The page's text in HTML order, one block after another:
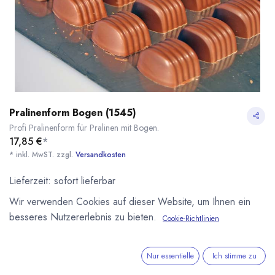
Pralinenform Bogen (1545)
Profi Pralinenform für Pralinen mit Bogen.
17,85 €*
* inkl. MwST. zzgl. Versandkosten
Lieferzeit: sofort lieferbar
Wir verwenden Cookies auf dieser Website, um Ihnen ein
besseres Nutzererlebnis zu bieten.
Cookie-Richtlinien
Nur essentielle Ich stimme zu